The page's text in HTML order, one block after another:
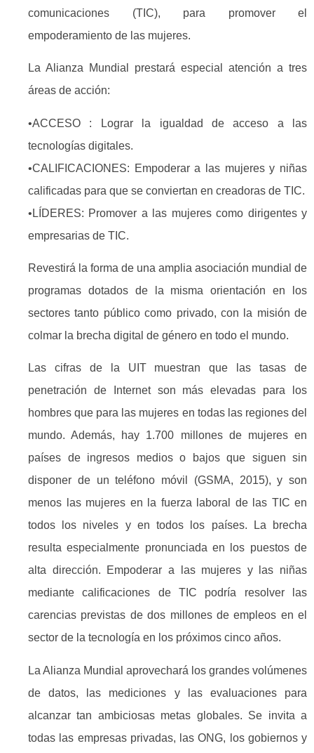
comunicaciones (TIC), para promover el
empoderamiento de las mujeres.
La Alianza Mundial prestará especial atención a tres
áreas de acción:
•ACCESO : Lograr la igualdad de acceso a las
tecnologías digitales.
•CALIFICACIONES: Empoderar a las mujeres y niñas
calificadas para que se conviertan en creadoras de TIC.
•LÍDERES: Promover a las mujeres como dirigentes y
empresarias de TIC.
Revestirá la forma de una amplia asociación mundial de
programas dotados de la misma orientación en los
sectores tanto público como privado, con la misión de
colmar la brecha digital de género en todo el mundo.
Las cifras de la UIT muestran que las tasas de
penetración de Internet son más elevadas para los
hombres que para las mujeres en todas las regiones del
mundo. Además, hay 1.700 millones de mujeres en
países de ingresos medios o bajos que siguen sin
disponer de un teléfono móvil (GSMA, 2015), y son
menos las mujeres en la fuerza laboral de las TIC en
todos los niveles y en todos los países. La brecha
resulta especialmente pronunciada en los puestos de
alta dirección. Empoderar a las mujeres y las niñas
mediante calificaciones de TIC podría resolver las
carencias previstas de dos millones de empleos en el
sector de la tecnología en los próximos cinco años.
La Alianza Mundial aprovechará los grandes volúmenes
de datos, las mediciones y las evaluaciones para
alcanzar tan ambiciosas metas globales. Se invita a
todas las empresas privadas, las ONG, los gobiernos y